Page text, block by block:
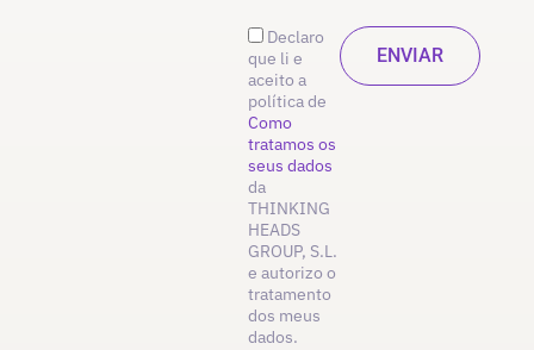
Declaro
que li e
aceito a
política de
Como
tratamos os
seus dados
da
THINKING
HEADS
GROUP, S.L.
e autorizo o
tratamento
dos meus
dados.